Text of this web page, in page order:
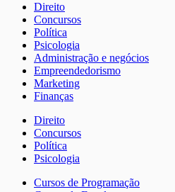
Direito
Concursos
Política
Psicologia
Administração e negócios
Empreendedorismo
Marketing
Finanças
Direito
Concursos
Política
Psicologia
Cursos de Programação